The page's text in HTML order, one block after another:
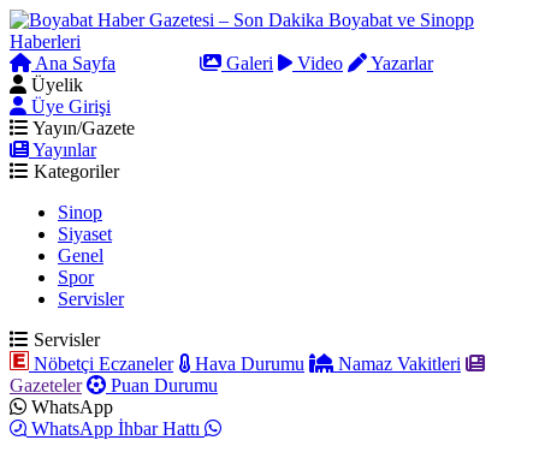
Ana Sayfa Galeri Video
Yazarlar
Üyelik
Üye Girişi
Yayın/Gazete
Yayınlar
Kategoriler
Sinop
Siyaset
Genel
Spor
Servisler
Servisler
Nöbetçi Eczaneler
Hava Durumu
Namaz Vakitleri
Gazeteler
Puan Durumu
WhatsApp
WhatsApp İhbar Hattı